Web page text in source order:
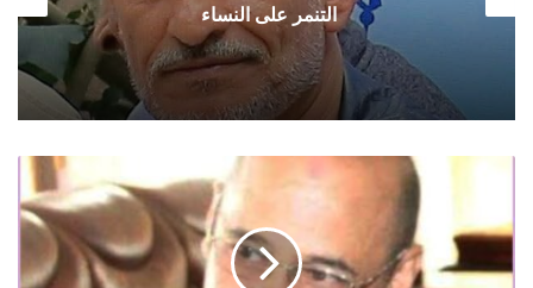
التنمر على النساء
تصنع
المواقف
رجال